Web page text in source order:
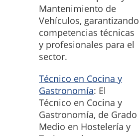
Mantenimiento de
Vehículos, garantizando
competencias técnicas
y profesionales para el
sector.
Técnico en Cocina y
Gastronomía: El
Técnico en Cocina y
Gastronomía, de Grado
Medio en Hostelería y